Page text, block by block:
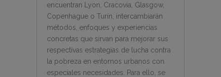
encuentran Lyon, Cracovia, Glasgow,
Copenhague o Turín, intercambiarán
métodos, enfoques y experiencias
concretas que sirvan para mejorar sus
respectivas estrategias de lucha contra
la pobreza en entornos urbanos con
especiales necesidades. Para ello, se